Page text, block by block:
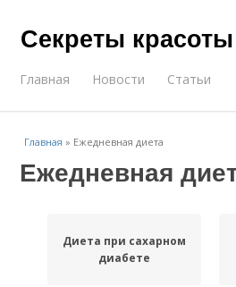
Секреты
Главная Новости Статьи
Главная » Ежедневная диета
Ежедневная
Диета при сахарном
диабете